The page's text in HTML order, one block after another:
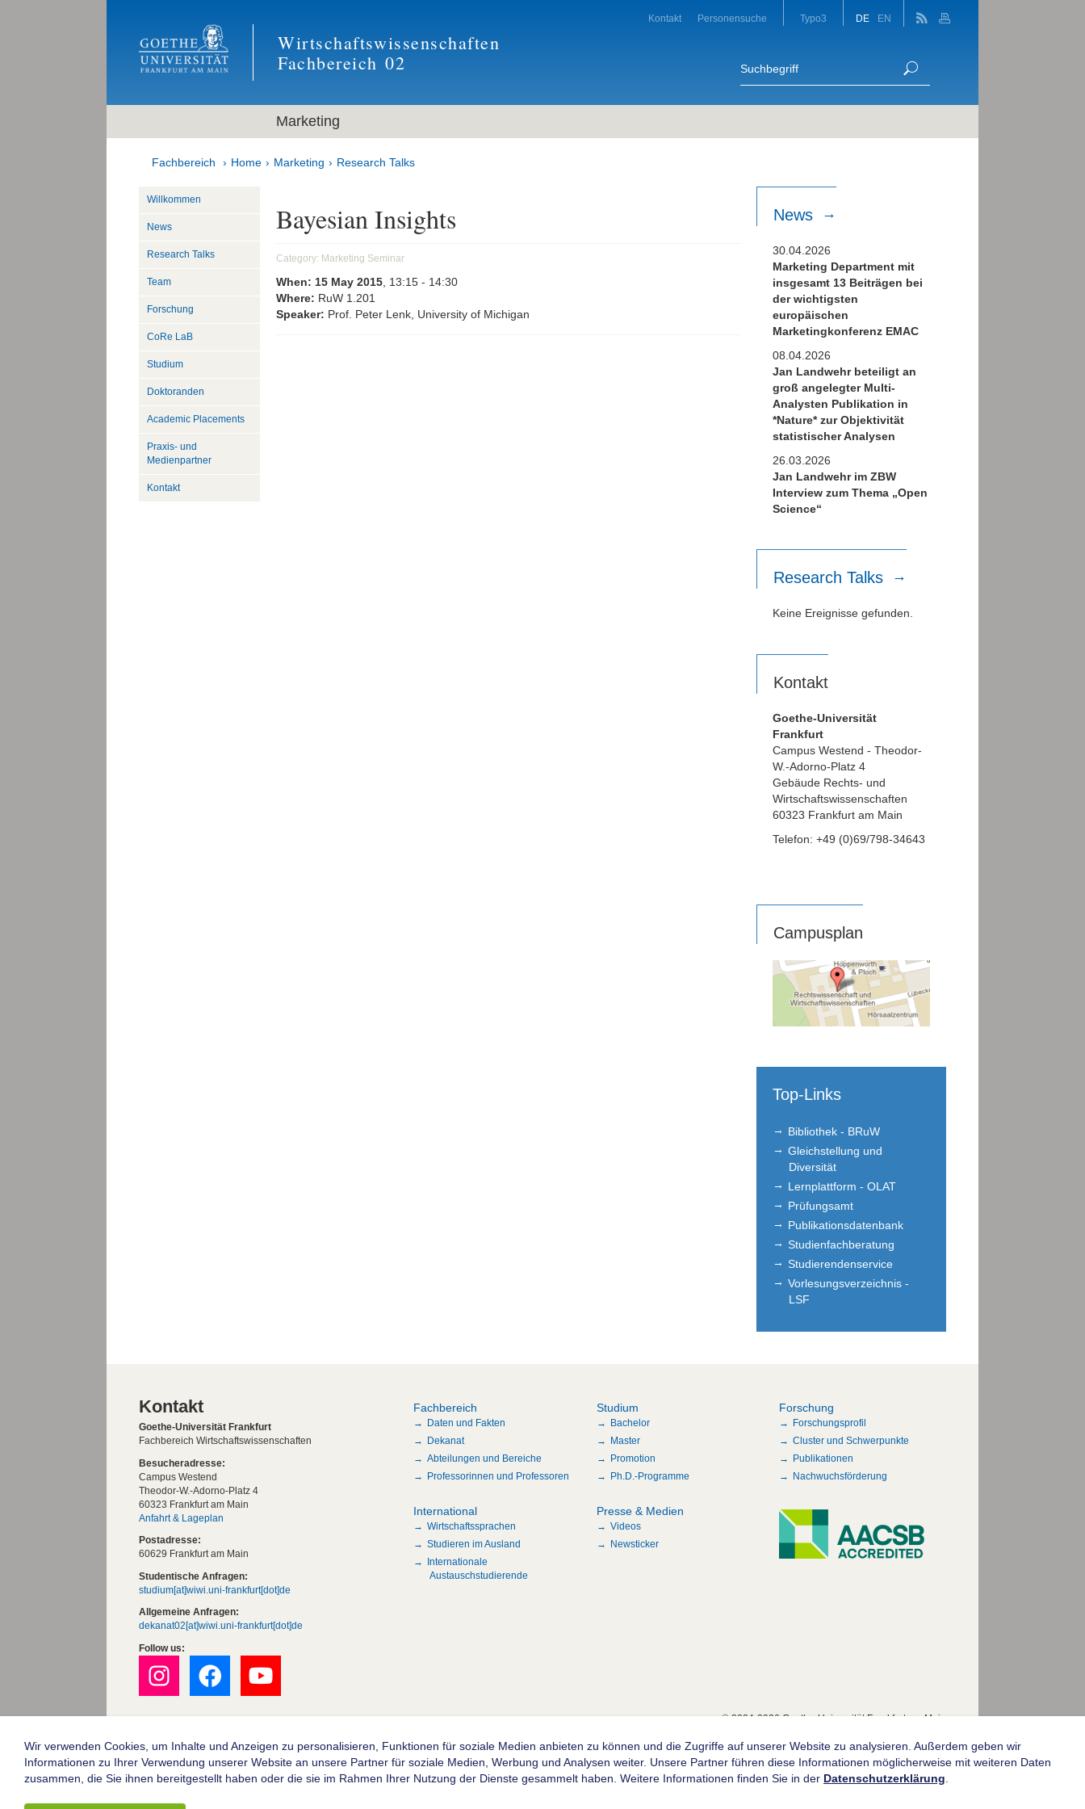
Wirtschaftswissenschaften
Fachbereich 02
Kontakt Personensuche Typo3 DE EN
Marketing
Fachbereich Home Marketing Research Talks
Bayesian Insights
Category: Marketing Seminar
When: 15 May 2015 , 13:15 - 14:30
Where: RuW 1.201
Speaker: Prof. Peter Lenk, University of Michigan
Willkommen
News
Research Talks
Team
Forschung
CoRe LaB
Studium
Doktoranden
Academic Placements
Praxis- und
Medienpartner
Kontakt
News
30.04.2026
Marketing Department mit
insgesamt 13 Beiträgen bei
der wichtigsten
europäischen
Marketingkonferenz EMAC
08.04.2026
Jan Landwehr beteiligt an
groß angelegter Multi-
Analysten Publikation in
*Nature* zur Objektivität
statistischer Analysen
26.03.2026
Jan Landwehr im ZBW
Interview zum Thema „Open
Science“
Research Talks
Keine Ereignisse gefunden.
Kontakt
Goethe-Universität
Frankfurt
Campus Westend - Theodor-
W.-Adorno-Platz 4
Gebäude Rechts- und
Wirtschaftswissenschaften
60323 Frankfurt am Main
Telefon: +49 (0)69/798-34643
Campusplan
Top-Links
Bibliothek - BRuW
Gleichstellung und
Diversität
Lernplattform - OLAT
Prüfungsamt
Publikationsdatenbank
Studienfachberatung
Studierendenservice
Vorlesungsverzeichnis -
LSF
Kontakt
Goethe-Universität Frankfurt
Fachbereich Wirtschaftswissenschaften
Besucheradresse:
Campus Westend
Theodor-W.-Adorno-Platz 4
60323 Frankfurt am Main
Anfahrt & Lageplan
Postadresse:
60629 Frankfurt am Main
Studentische Anfragen:
studium[at]wiwi.uni-frankfurt[dot]de
Allgemeine Anfragen:
dekanat02[at]wiwi.uni-frankfurt[dot]de
Follow us:
Fachbereich
Daten und Fakten
Dekanat
Abteilungen und Bereiche
Professorinnen und Professoren
Studium
Bachelor
Master
Promotion
Ph.D.-Programme
Forschung
Forschungsprofil
Cluster und Schwerpunkte
Publikationen
Nachwuchsförderung
International
Wirtschaftssprachen
Studieren im Ausland
Internationale
Austauschstudierende
Presse & Medien
Videos
Newsticker
Impressum
Datenschutz
Barrierefreiheit
© 2004-2026 Goethe-Universität Frankfurt am Main
Wir verwenden Cookies, um Inhalte und Anzeigen zu personalisieren, Funktionen für soziale Medien anbieten zu können und die Zugriffe auf unserer Website zu analysieren. Außerdem geben wir
Informationen zu Ihrer Verwendung unserer Website an unsere Partner für soziale Medien, Werbung und Analysen weiter. Unsere Partner führen diese Informationen möglicherweise mit weiteren Daten
zusammen, die Sie ihnen bereitgestellt haben oder die sie im Rahmen Ihrer Nutzung der Dienste gesammelt haben. Weitere Informationen finden Sie in der Datenschutzerklärung